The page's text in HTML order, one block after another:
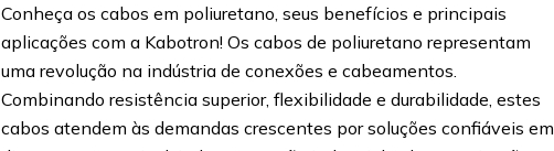
Conheça os cabos em poliuretano, seus benefícios e principais
aplicações com a Kabotron! Os cabos de poliuretano representam
uma revolução na indústria de conexões e cabeamentos.
Combinando resistência superior, flexibilidade e durabilidade, estes
cabos atendem às demandas crescentes por soluções confiáveis em